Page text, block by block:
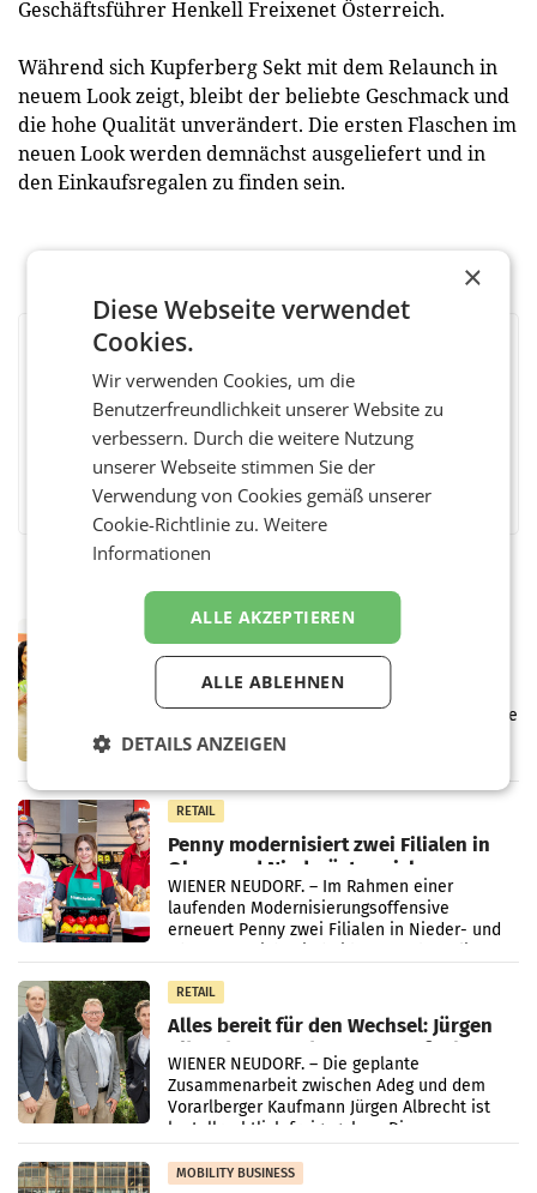
Geschäftsführer Henkell Freixenet Österreich.
Während sich Kupferberg Sekt mit dem Relaunch in
neuem Look zeigt, bleibt der beliebte Geschmack und
die hohe Qualität unverändert. Die ersten Flaschen im
neuen Look werden demnächst ausgeliefert und in
den Einkaufsregalen zu finden sein.
BEWERTEN SIE DIESEN ARTIKEL
FacebookTwitterMessengerWhatsAppLinkedInXING Teilen
Eine Bühne für Zirkularität: ARA und
Müller informieren am POS über
Kreislauffähigkeit
Über den gesamten August hinweg rücken die
Altstoff Recycling Austria AG (ARA) und der
Müller-Filialen
RETAIL
Penny modernisiert zwei Filialen in
Ober- und Niederösterreich
WIENER NEUDORF. – Im Rahmen einer
laufenden Modernisierungsoffensive
erneuert Penny zwei Filialen in Nieder- und
RETAIL
Alles bereit für den Wechsel: Jürgen
Albrecht setzt ab 1.1.2027 auf Adeg
WIENER NEUDORF. – Die geplante
Zusammenarbeit zwischen Adeg und dem
Vorarlberger Kaufmann Jürgen Albrecht ist
kartellrechtlich freigegeben: Die
Bundeswettbewerbsbehörde und der
Bundeskartellanwalt
MOBILITY BUSINESS
×
Diese Webseite verwendet
Cookies.
Wir verwenden Cookies, um die
Benutzerfreundlichkeit unserer Website zu
verbessern. Durch die weitere Nutzung
unserer Webseite stimmen Sie der
Verwendung von Cookies gemäß unserer
Cookie-Richtlinie zu.Weitere
Informationen
ALLE AKZEPTIEREN
ALLE ABLEHNEN
DETAILS ANZEIGEN